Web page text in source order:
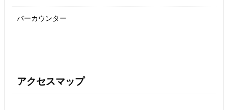
バーカウンター
アクセスマップ